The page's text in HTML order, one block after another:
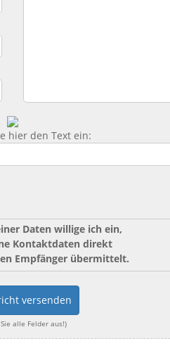
hier den Text ein:
Daten willige ich ein,
Kontaktdaten direkt
Empfänger übermittelt.
versenden
alle Felder aus!)